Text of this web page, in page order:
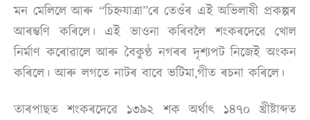
মন মেলিলে আৰু “চিহ্নযাত্ৰা”ৰে তেওঁৰ এই অভিলাষী প্ৰকল্পৰ
আৰম্ভণি কৰিলে। এই ভাওনা কৰিবলৈ শংকৰদেৱে খোল
নিৰ্মাণ কৰোৱালে আৰু বৈকুণ্ঠ নগৰৰ দৃশ্যপট নিজেই অংকন
কৰিলে। আৰু লগতে নাটৰ বাবে ভটিমা,গীত ৰচনা কৰিলে।
তাৰপাছত শংকৰদেৱে ১৩৯২ শক অৰ্থাৎ ১৪৭০ খ্ৰীষ্টাব্দত